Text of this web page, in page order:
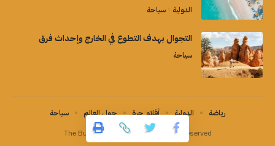
الدولية سياحة
التجوال بهدف التطوع في الخارج وإحداث فرق
سياحة
The Buzz Magazine©2026 all right Reserved
رياضة الدولية أقلام حرة حول العالم سياحة